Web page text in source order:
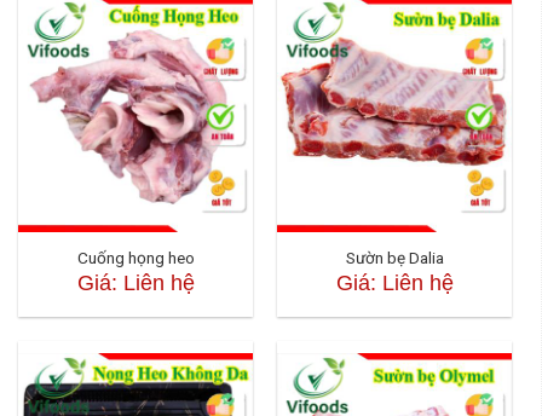
Cuống họng heo
Giá: Liên hệ
Sườn bẹ Dalia
Giá: Liên hệ